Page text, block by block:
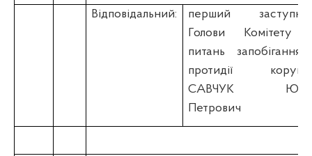
Відповідальний:
перший
Голови Комітету
питань запобігання
протидії
САВЧУК
Петрович